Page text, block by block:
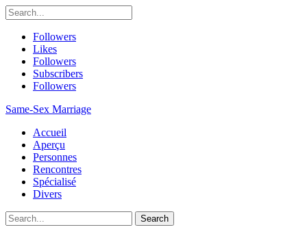
Followers
Likes
Followers
Subscribers
Followers
Same-Sex Marriage
Accueil
Aperçu
Personnes
Rencontres
Spécialisé
Divers